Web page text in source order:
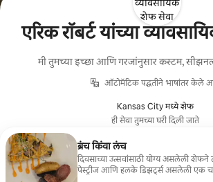
एरिक रॉबर्ट यांच्या
मी तुमच्या इच्छा आणि गरजांनुसार कस्टम,
ऑटोमॅटिक पद्धतीने भाषांतर केले
Kansas City मध्ये शेफ
ही सेवा तुमच्या घरी दिली जाते
ब्रंच किंवा लंच
दिवसाच्या उत्सवांसाठी योग्य असलेली शेफने
पेस्ट्रीज आणि हलके डिझर्ट्स असलेली एक